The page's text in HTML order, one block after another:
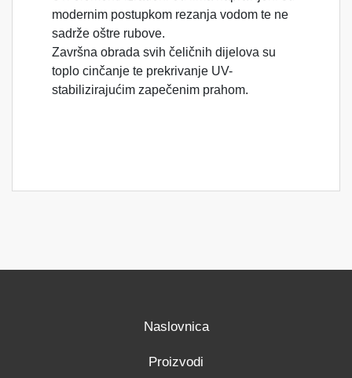
modernim postupkom rezanja vodom te ne
sadrže oštre rubove.
Završna obrada svih čeličnih dijelova su
toplo cinčanje te prekrivanje UV-
stabilizirajućim zapečenim prahom.
Naslovnica
Proizvodi